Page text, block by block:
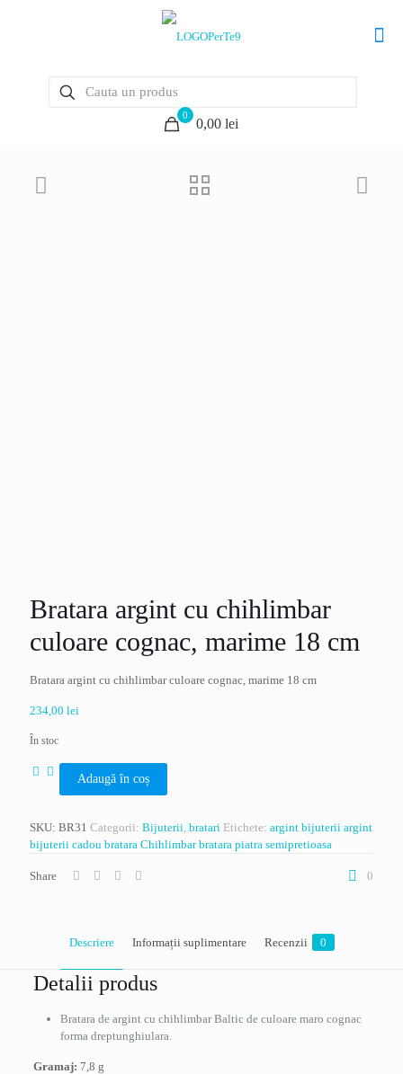
0
0,00 lei
Bratara argint cu chihlimbar
culoare cognac, marime 18 cm
Bratara argint cu chihlimbar culoare cognac, marime 18 cm
234,00 lei
În stoc
argint
cu
culoare
Adaugă în coș
SKU: BR31 Categorii: Bijuterii, bratari Etichete: argint bijuterii argint
bijuterii cadou bratara Chihlimbar bratara piatra semipretioasa
Share 0
Descriere Informații suplimentare Recenzii 0
Detalii produs
Bratara de argint cu chihlimbar Baltic de culoare maro cognac
forma dreptunghiulara.
Gramaj: 7,8 g